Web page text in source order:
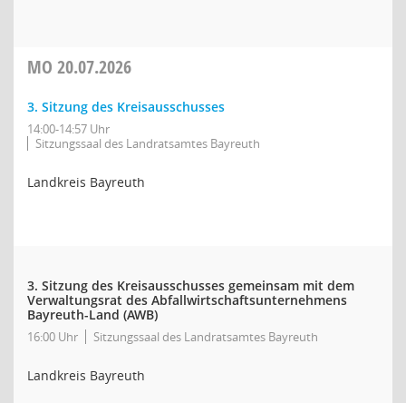
MO 20.07.2026
3. Sitzung des Kreisausschusses
14:00-14:57 Uhr
Sitzungssaal des Landratsamtes Bayreuth
Landkreis Bayreuth
3. Sitzung des Kreisausschusses gemeinsam mit dem
Verwaltungsrat des Abfallwirtschaftsunternehmens
Bayreuth-Land (AWB)
16:00 Uhr Sitzungssaal des Landratsamtes Bayreuth
Landkreis Bayreuth